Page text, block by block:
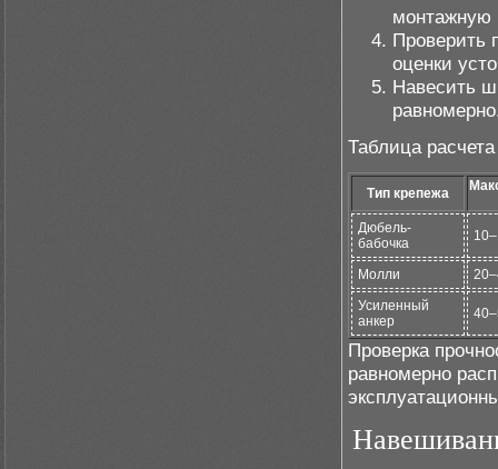
монтажную
Проверить
оценки
Навесить
Таблица
Тип крепежа
Дюбель-
бабочка
Молли
Усиленный
анкер
Проверка
равномерно